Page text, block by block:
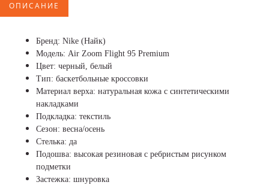
ОПИСАНИЕ
Бренд: Nike (Найк)
Модель: Air Zoom Flight 95 Premium
Цвет: черный, белый
Тип: баскетбольные кроссовки
Материал верха: натуральная кожа с синтетическими
накладками
Подкладка: текстиль
Сезон: весна/осень
Стелька: да
Подошва: высокая резиновая с ребристым рисунком
подметки
Застежка: шнуровка